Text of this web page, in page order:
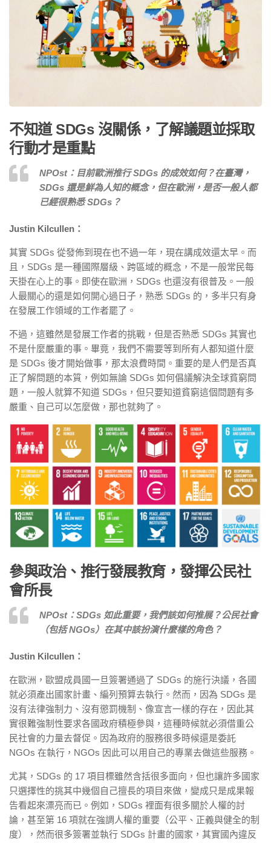
不知道 SDGs 沒關係，了解議題並採取
行動才是重點
NPOst： 目前歐洲推行 SDGs 的成效如何？在臺灣，
SDGs 還是鮮為人知的概念，但在歐洲，是否一般人都
已經很熟悉 SDGs？
Justin Kilcullen：
其實 SDGs 從發佈到現在也不過一年，現在講成效還太早。而
且，SDGs 是一種國際層級、跨區域的概念，不是一般常民每
天掛在心上的事。即使在歐洲，SDGs 也還沒有很普及。一般
人最關心的還是如何開心過日子，熟悉 SDGs 的，多半只有身
在發展工作領域的工作者罷了。
不過，這雖然是發展工作者的挑戰，但是否熟悉 SDGs 其實也
不是什麼嚴重的事。畢竟，我們不需要等到所有人都知道什麼
是 SDGs 後才開始做事，那太浪費時間。重要的是人們是否真
正了解問題的本質，例如無論 SDGs 如何倡議解決全球貧窮問
題，一般人就算不知道 SDGs，但只要知道貧窮這個問題有多
嚴重、自己可以怎麼做，那也就夠了。
參與政治、推行發展教育，發揮公民社
會所長
NPOst：SDGs 如此重要，我們該如何推展？公民社會
（包括 NGOs）在其中該扮演什麼樣的角色？
Justin Kilcullen：
在歐洲，歐盟成員國一旦簽署通過了 SDGs 的施行決議，各國
就必須產出國家計畫、編列預算去執行。然而，因為 SDGs 是
沒有法律強制力、沒有懲罰機制、像宣言一樣的存在，因此其
實很難強制性要求各國政府積極參與，這種時候就必須借重公
民社會的力量去督促。因為政府的服務很多時候還是委託
NGOs 在執行，NGOs 因此可以用自己的專業去做這些服務。
尤其，SDGs 的 17 項目標雖然含括很多面向，但也讓許多國家
只選擇性的挑其中幾個自己擅長的項目來做，變成只是成果報
告看起來漂亮而已。例如，SDGs 裡面有很多關於人權的討
論，甚至第 16 項就在強調人權的重要（公平、正義與健全的制
度），然而很多簽署並執行 SDGs 計畫的國家，其實國內違反